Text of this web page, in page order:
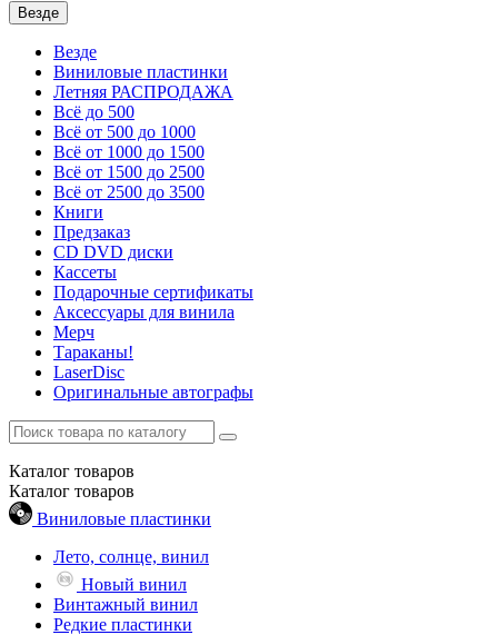
Везде
Везде
Виниловые пластинки
Летняя РАСПРОДАЖА
Всё до 500
Всё от 500 до 1000
Всё от 1000 до 1500
Всё от 1500 до 2500
Всё от 2500 до 3500
Книги
Предзаказ
CD DVD диски
Кассеты
Подарочные сертификаты
Аксессуары для винила
Мерч
Тараканы!
LaserDisc
Оригинальные автографы
Каталог товаров
Каталог товаров
Виниловые пластинки
Лето, солнце, винил
Новый винил
Винтажный винил
Редкие пластинки